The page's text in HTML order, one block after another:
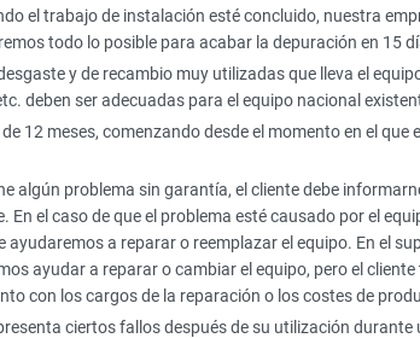
el trabajo de instalación esté concluido, nuestra
todo lo posible para acabar la depuración en 15
y de recambio muy utilizadas que lleva el
deben ser adecuadas para el equipo nacional
12 meses, comenzando desde el momento en el
algún problema sin garantía, el cliente debe
En el caso de que el problema esté causado por el
ayudaremos a reparar o reemplazar el equipo. En el
ayudar a reparar o cambiar el equipo, pero el
con los cargos de la reparación o los costes de
ciertos fallos después de su utilización